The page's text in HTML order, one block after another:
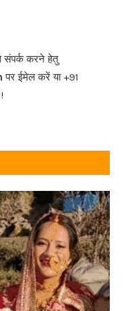
संपर्क करने हेतु
पर ईमेल करें या +91